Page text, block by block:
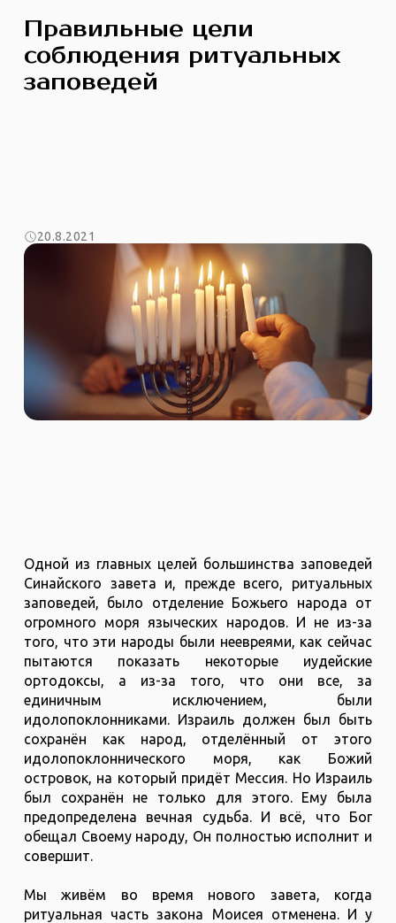
Правильные цели
соблюдения ритуальных
заповедей
20.8.2021
Одной из главных целей большинства заповедей
Синайского завета и, прежде всего, ритуальных
заповедей, было отделение Божьего народа от
огромного моря языческих народов. И не из-за
того, что эти народы были неевреями, как сейчас
пытаются показать некоторые иудейские
ортодоксы, а из-за того, что они все, за
единичным исключением, были
идолопоклонниками. Израиль должен был быть
сохранён как народ, отделённый от этого
идолопоклоннического моря, как Божий
островок, на который придёт Мессия. Но Израиль
был сохранён не только для этого. Ему была
предопределена вечная судьба. И всё, что Бог
обещал Своему народу, Он полностью исполнит и
совершит.
Мы живём во время нового завета, когда
ритуальная часть закона Моисея отменена. И у